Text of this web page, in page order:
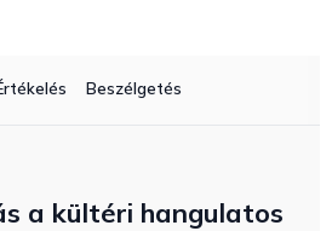
Beszélgetés
a kültéri hangulatos